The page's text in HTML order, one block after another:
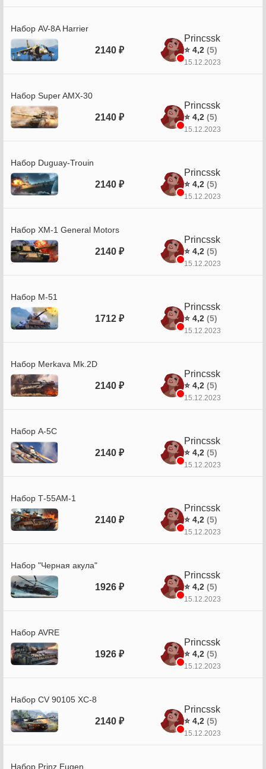
Набор AV-8A Harrier
2140 ₽
Princssk
⭐ 4,2 (5)
15.12.2023
Набор Super AMX-30
2140 ₽
Princssk
⭐ 4,2 (5)
15.12.2023
Набор Duguay-Trouin
2140 ₽
Princssk
⭐ 4,2 (5)
15.12.2023
Набор XM-1 General Motors
2140 ₽
Princssk
⭐ 4,2 (5)
15.12.2023
Набор M-51
1712 ₽
Princssk
⭐ 4,2 (5)
15.12.2023
Набор Merkava Mk.2D
2140 ₽
Princssk
⭐ 4,2 (5)
15.12.2023
Набор A-5C
2140 ₽
Princssk
⭐ 4,2 (5)
15.12.2023
Набор Т-55АМ-1
2140 ₽
Princssk
⭐ 4,2 (5)
15.12.2023
Набор "Черная акула"
1926 ₽
Princssk
⭐ 4,2 (5)
15.12.2023
Набор AVRE
1926 ₽
Princssk
⭐ 4,2 (5)
15.12.2023
Набор CV 90105 XC-8
2140 ₽
Princssk
⭐ 4,2 (5)
15.12.2023
Набор Prinz Eugen